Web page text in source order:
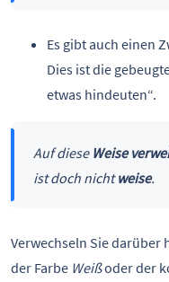
Es gibt auch einen
Dies ist die
etwas hindeuten“.
Auf diese Weise
ist doch nichtweise.
Verwechseln Sie darüber
der Farbe Weißoder der